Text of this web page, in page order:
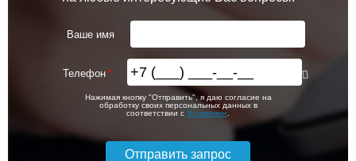
Ваше имя
Телефон
Нажимая кнопку "Отправить", я даю согласие на
обработку своих персональных данных в
соответствии с Условиями.